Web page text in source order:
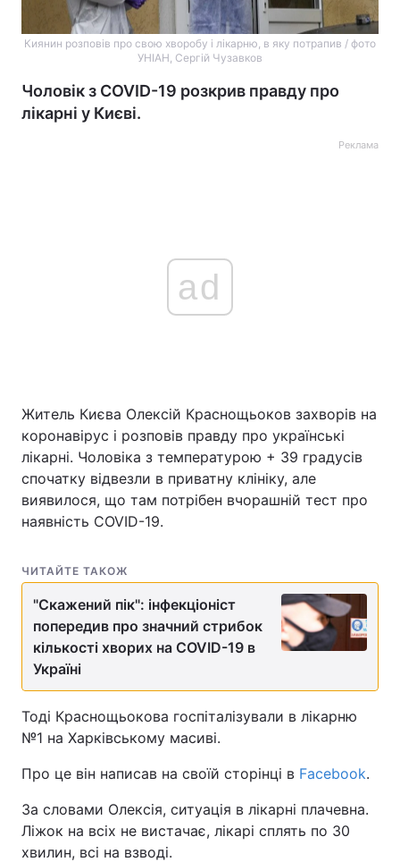
Киянин розповів про свою хворобу і лікарню, в яку потрапив / фото
УНІАН, Сергій Чузавков
Чоловік з COVID-19 розкрив правду про
лікарні у Києві.
Реклама
ad
Житель Києва Олексій Краснощьоков захворів на
коронавірус і розповів правду про українські
лікарні. Чоловіка з температурою + 39 градусів
спочатку відвезли в приватну клініку, але
виявилося, що там потрібен вчорашній тест про
наявність COVID-19.
ЧИТАЙТЕ ТАКОЖ
"Скажений пік": інфекціоніст
попередив про значний стрибок
кількості хворих на COVID-19 в
Україні
Тоді Краснощьокова госпіталізували в лікарню
№1 на Харківському масиві.
Про це він написав на своїй сторінці в Facebook.
За словами Олексія, ситуація в лікарні плачевна.
Ліжок на всіх не вистачає, лікарі сплять по 30
хвилин, всі на взводі.